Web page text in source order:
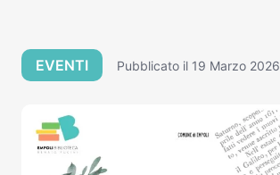
EVENTI Pubblicato il 19 Marzo 2026